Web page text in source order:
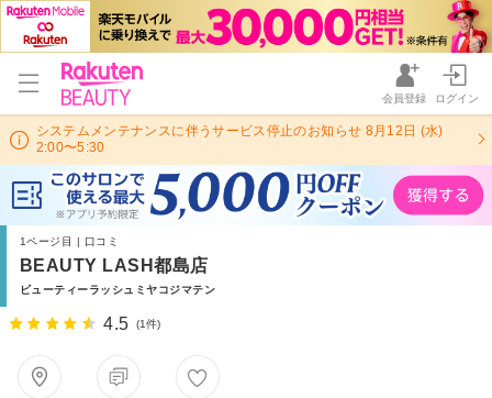
会員登録 ログイン
システムメンテナンスに伴うサービス停止のお知らせ 8月12日 (水)
2:00〜5:30
1ページ目 | 口コミ
BEAUTY LASH都島店
ビューティーラッシュミヤコジマテン
4.5 (1件)